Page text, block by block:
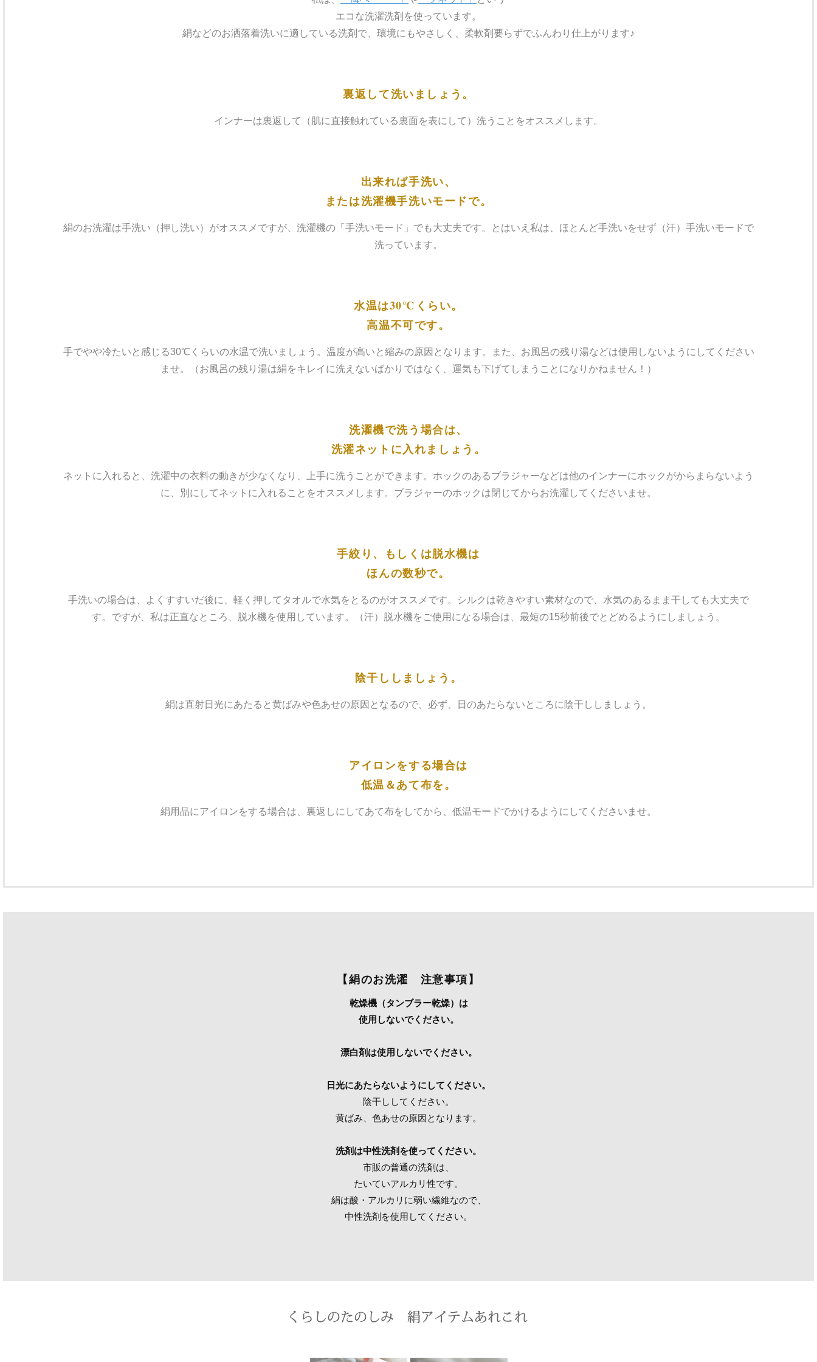
エコな洗濯洗剤を使っています。
絹などのお洒落着洗いに適している洗剤で、環境にもやさしく、柔軟剤要らずでふんわり仕上がります♪
裏返して洗いましょう。
インナーは裏返して（肌に直接触れている裏面を表にして）洗うことをオススメします。
出来れば手洗い、
または洗濯機手洗いモードで。
絹のお洗濯は手洗い（押し洗い）がオススメですが、洗濯機の「手洗いモード」でも大丈夫です。とはいえ私は、ほとんど手洗いをせず（汗）手洗いモードで
洗っています。
水温は30℃くらい。
高温不可です。
手でやや冷たいと感じる30℃くらいの水温で洗いましょう。温度が高いと縮みの原因となります。また、お風呂の残り湯などは使用しないようにしてください
ませ。（お風呂の残り湯は絹をキレイに洗えないばかりではなく、運気も下げてしまうことになりかねません！）
洗濯機で洗う場合は、
洗濯ネットに入れましょう。
ネットに入れると、洗濯中の衣料の動きが少なくなり、上手に洗うことができます。ホックのあるブラジャーなどは他のインナーにホックがからまらないよう
に、別にしてネットに入れることをオススメします。ブラジャーのホックは閉じてからお洗濯してくださいませ。
手絞り、もしくは脱水機は
ほんの数秒で。
手洗いの場合は、よくすすいだ後に、軽く押してタオルで水気をとるのがオススメです。シルクは乾きやすい素材なので、水気のあるまま干しても大丈夫で
す。ですが、私は正直なところ、脱水機を使用しています。（汗）脱水機をご使用になる場合は、最短の15秒前後でとどめるようにしましょう。
陰干ししましょう。
絹は直射日光にあたると黄ばみや色あせの原因となるので、必ず、日のあたらないところに陰干ししましょう。
アイロンをする場合は
低温＆あて布を。
絹用品にアイロンをする場合は、裏返しにしてあて布をしてから、低温モードでかけるようにしてくださいませ。
【絹のお洗濯 注意事項】
乾燥機（タンブラー乾燥）は
使用しないでください。
漂白剤は使用しないでください。
日光にあたらないようにしてください。
陰干ししてください。
黄ばみ、色あせの原因となります。
洗剤は中性洗剤を使ってください。
市販の普通の洗剤は、
たいていアルカリ性です。
絹は酸・アルカリに弱い繊維なので、
中性洗剤を使用してください。